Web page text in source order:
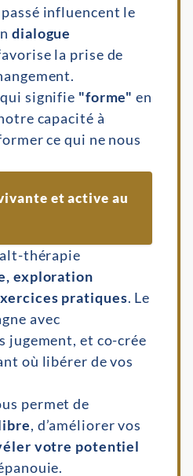
influencent le
dialogue
la prise de
signifie "forme" en
capacité à
ce qui ne nous
et active au
thérapie
exploration
pratiques. Le
avec
jugement, et co-crée
où libérer de vos
permet de
, d’améliorer vos
votre potentiel